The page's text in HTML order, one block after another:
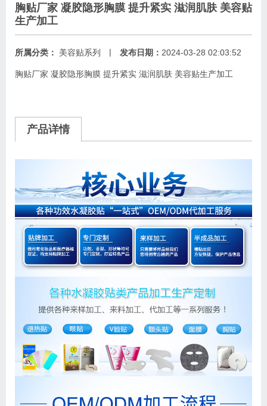
胸贴厂家 凝胶隐形胸膜 提升紧实 滋润肌肤 美容贴
生产加工
所属分类： 美容贴系列 | 发布日期： 2024-03-28 02:03:52
胸贴厂家 凝胶隐形胸膜 提升紧实 滋润肌肤 美容贴生产加工
产品详情